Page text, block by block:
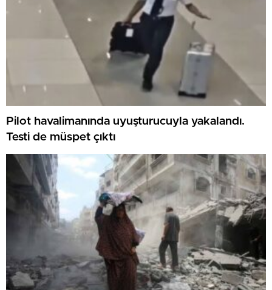
Pilot havalimanında uyuşturucuyla yakalandı.
Testi de müspet çıktı